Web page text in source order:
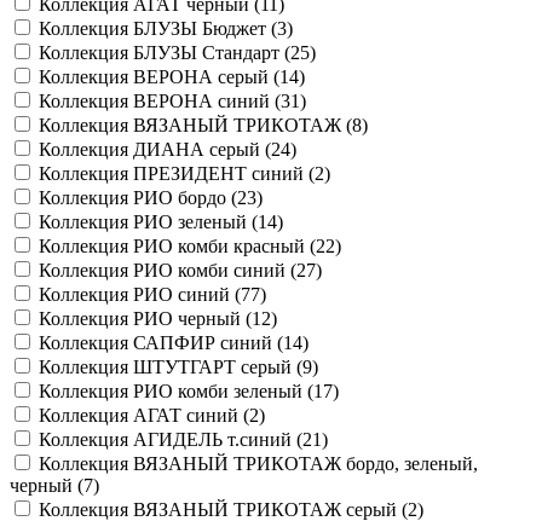
Коллекция АГАТ черный (
)
Коллекция БЛУЗЫ Бюджет (3)
Коллекция БЛУЗЫ Стандарт (25)
Коллекция ВЕРОНА серый (14)
Коллекция ВЕРОНА синий (31)
Коллекция ВЯЗАНЫЙ ТРИКОТАЖ (8)
Коллекция ДИАНА серый (24)
Коллекция ПРЕЗИДЕНТ синий (2)
Коллекция РИО бордо (23)
Коллекция РИО зеленый (14)
Коллекция РИО комби красный (22)
Коллекция РИО комби синий (27)
Коллекция РИО синий (77)
Коллекция РИО черный (12)
Коллекция САПФИР синий (14)
Коллекция ШТУТГАРТ серый (9)
Коллекция РИО комби зеленый (17)
Коллекция АГАТ синий (2)
Коллекция АГИДЕЛЬ т.синий (21)
Коллекция ВЯЗАНЫЙ ТРИКОТАЖ бордо, зеленый,
черный (7)
Коллекция ВЯЗАНЫЙ ТРИКОТАЖ серый (2)